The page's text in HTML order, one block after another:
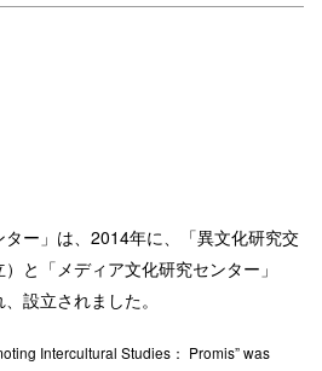
ター」は、2014年に、「異文化研究交
と「メディア文化研究センター」
設立されました。
Intercultural Studies： Promis” was